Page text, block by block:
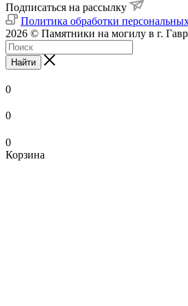
Подписаться на рассылку
Политика обработки
2026 © Памятники на могилу в г.
Найти
0
0
0
Корзина